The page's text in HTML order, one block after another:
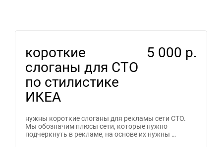
короткие
слоганы для СТО
по стилистике
ИКЕА
5 000 р.
нужны короткие слоганы для рекламы сети СТО.
Мы обозначим плюсы сети, которые нужно
подчеркнуть в рекламе, на основе их нужны …